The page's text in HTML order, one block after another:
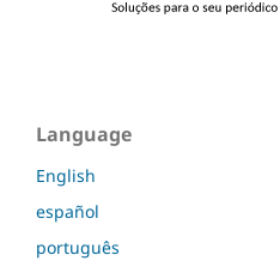
Language
English
español
português